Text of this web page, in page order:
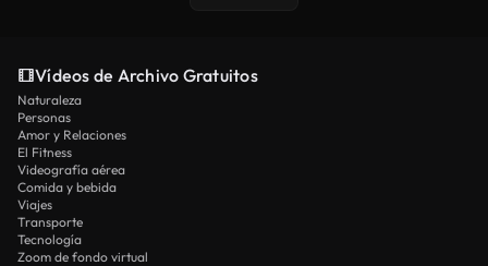
Vídeos de Archivo Gratuitos
Naturaleza
Personas
Amor y Relaciones
El Fitness
Videografía aérea
Comida y bebida
Viajes
Transporte
Tecnología
Zoom de fondo virtual